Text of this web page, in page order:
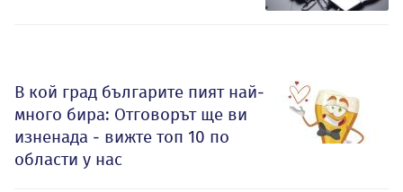
В кой град българите пият най-
много бира: Отговорът ще ви
изненада - вижте топ 10 по
области у нас